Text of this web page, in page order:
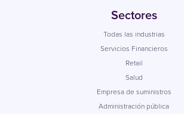
Sectores
Todas las industrias
Servicios Financieros
Retail
Salud
Empresa de suministros
Administración pública